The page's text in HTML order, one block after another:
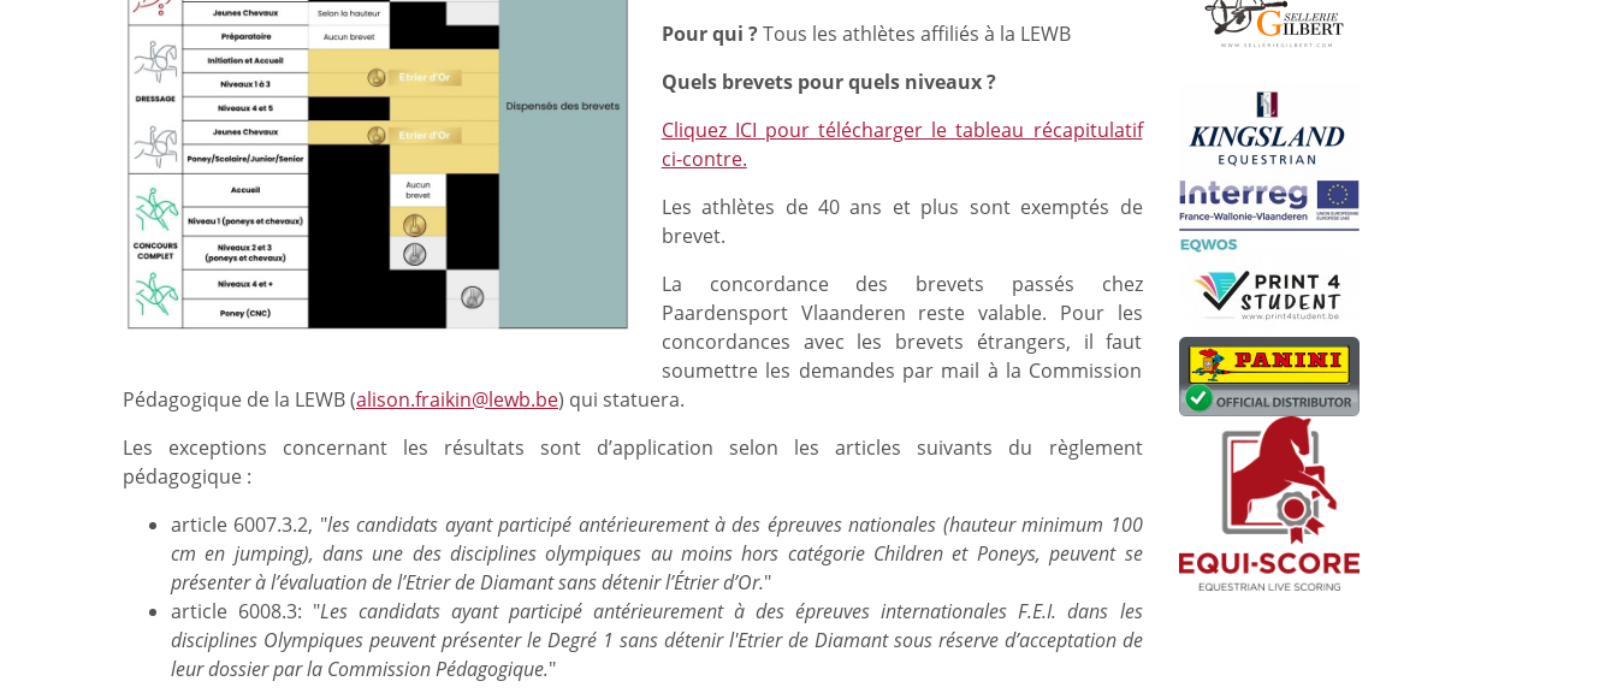
Pour qui ?Tous les athlètes affiliés à la LEWB
Quels brevets pour quels niveaux ?
Cliquez ICI pour télécharger le tableau récapitulatif
ci-contre.
Les athlètes de 40 ans et plus sont exemptés de
brevet.
La concordance des brevets passés chez
Paardensport Vlaanderen reste valable. Pour les
concordances avec les brevets étrangers, il faut
soumettre les demandes par mail à la Commission
Pédagogique de la LEWB (alison.fraikin@lewb.be) qui statuera.
Les exceptions concernant les résultats sont d’application selon les articles suivants du règlement
pédagogique :
article 6007.3.2, "les candidats ayant participé antérieurement à des épreuves nationales (hauteur minimum 100
cm en jumping), dans une des disciplines olympiques au moins hors catégorie Children et Poneys, peuvent se
présenter à l’évaluation de l’Etrier de Diamant sans détenir l’Étrier d’Or."
article 6008.3: "Les candidats ayant participé antérieurement à des épreuves internationales F.E.I. dans les
disciplines Olympiques peuvent présenter le Degré 1 sans détenir l'Etrier de Diamant sous réserve d’acceptation de
leur dossier par la Commission Pédagogique."